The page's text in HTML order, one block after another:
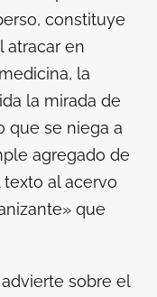
constituye
atracar en
la
la mirada de
que se niega a
agregado de
al acervo
que
advierte sobre el